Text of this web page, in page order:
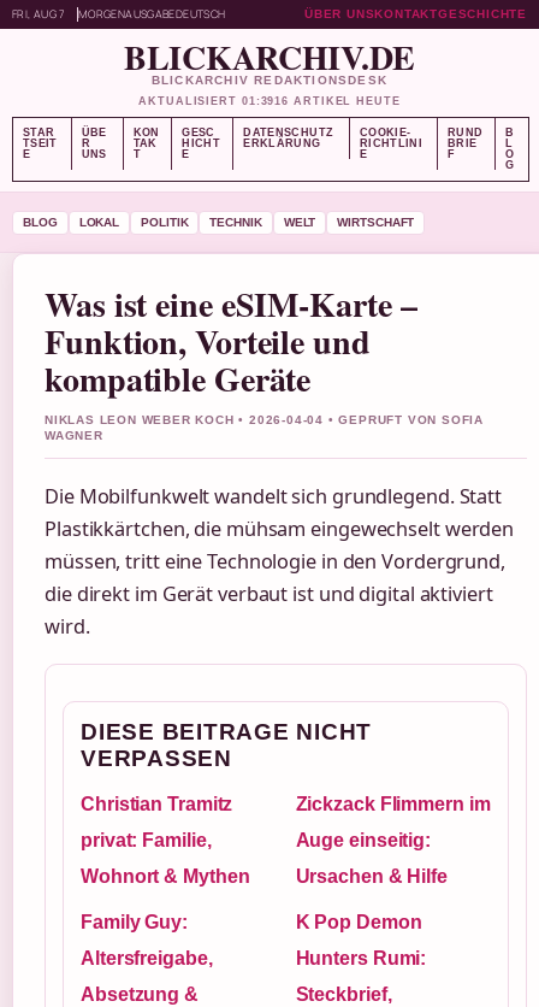
FRI, AUG 7 MORGENAUSGABEDEUTSCH ÜBER UNSKONTAKTGESCHICHTE
BLICKARCHIV.DE
BLICKARCHIV REDAKTIONSDESK
AKTUALISIERT 01:3916 ARTIKEL HEUTE
STAR
TSEIT
E
ÜBE
R
UNS
KON
TAK
T
GESC
HICHT
E
DATENSCHUTZ
ERKLÄRUNG
COOKIE-
RICHTLINI
E
RUND
BRIE
F
B
L
O
G
BLOG LOKAL POLITIK TECHNIK WELT WIRTSCHAFT
Was ist eine eSIM-Karte –
Funktion, Vorteile und
kompatible Geräte
NIKLAS LEON WEBER KOCH • 2026-04-04 • GEPRUFT VON SOFIA
WAGNER
Die Mobilfunkwelt wandelt sich grundlegend. Statt
Plastikkärtchen, die mühsam eingewechselt werden
müssen, tritt eine Technologie in den Vordergrund,
die direkt im Gerät verbaut ist und digital aktiviert
wird.
DIESE BEITRAGE NICHT
VERPASSEN
Christian Tramitz
privat: Familie,
Wohnort & Mythen
Zickzack Flimmern im
Auge einseitig:
Ursachen & Hilfe
Family Guy:
Altersfreigabe,
Absetzung &
K Pop Demon
Hunters Rumi:
Steckbrief,